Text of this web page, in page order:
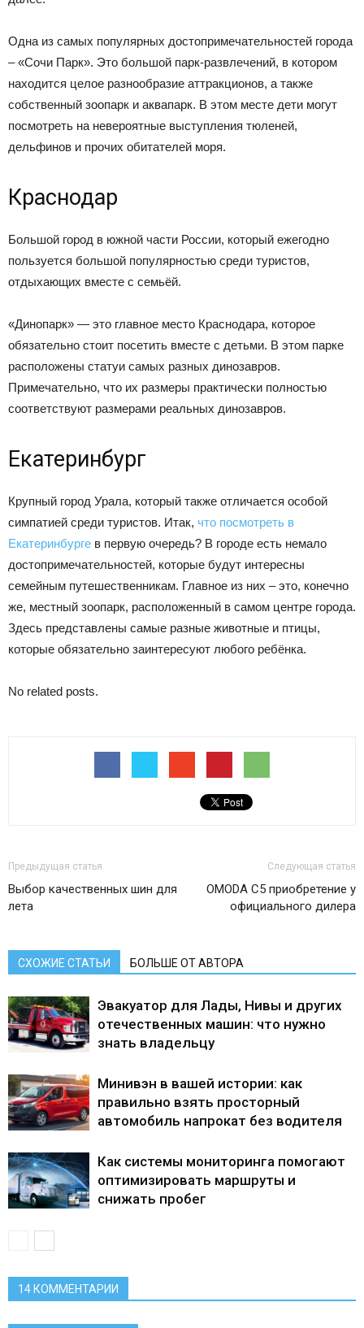
Одна из самых популярных достопримечательностей города
– «Сочи Парк». Это большой парк-развлечений, в котором
находится целое разнообразие аттракционов, а также
собственный зоопарк и аквапарк. В этом месте дети могут
посмотреть на невероятные выступления тюленей,
дельфинов и прочих обитателей моря.
Краснодар
Большой город в южной части России, который ежегодно
пользуется большой популярностью среди туристов,
отдыхающих вместе с семьёй.
«Динопарк» — это главное место Краснодара, которое
обязательно стоит посетить вместе с детьми. В этом парке
расположены статуи самых разных динозавров.
Примечательно, что их размеры практически полностью
соответствуют размерами реальных динозавров.
Екатеринбург
Крупный город Урала, который также отличается особой
симпатией среди туристов. Итак, что посмотреть в
Екатеринбурге в первую очередь? В городе есть немало
достопримечательностей, которые будут интересны
семейным путешественникам. Главное из них – это, конечно
же, местный зоопарк, расположенный в самом центре города.
Здесь представлены самые разные животные и птицы,
которые обязательно заинтересуют любого ребёнка.
No related posts.
Предыдущая статья
Выбор качественных шин для
лета
Следующая статья
OMODA C5 приобретение у
официального дилера
СХОЖИЕ СТАТЬИ БОЛЬШЕ ОТ АВТОРА
Эвакуатор для Лады, Нивы и других
отечественных машин: что нужно
знать владельцу
Минивэн в вашей истории: как
правильно взять просторный
автомобиль напрокат без водителя
Как системы мониторинга помогают
оптимизировать маршруты и
снижать пробег
14 КОММЕНТАРИИ